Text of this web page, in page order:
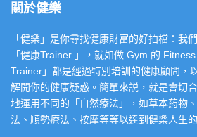
關於健樂
「健樂」是你尋找健康財富的好拍檔：我
「健康Trainer 」，就如做 Gym 的
Trainer」都是經過特別培訓的健康顧問，
解開你的健康疑惑。簡單來説，就是會切
地運用不同的「自然療法」，如草本葯物
法、順勢療法、按摩等等以達到健樂人生的